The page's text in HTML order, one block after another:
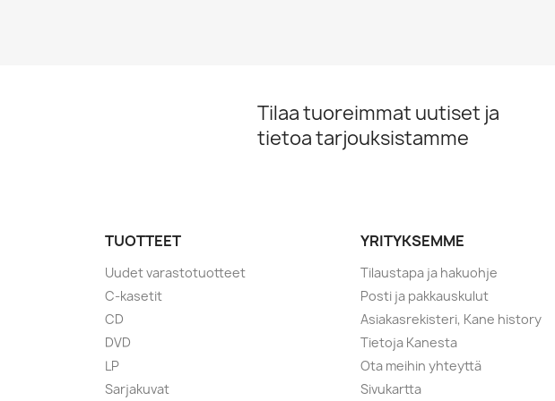
Tilaa tuoreimmat uutiset ja
tietoa tarjouksistamme
TUOTTEET
Uudet varastotuotteet
C-kasetit
CD
DVD
LP
Sarjakuvat
YRITYKSEMME
Tilaustapa ja hakuohje
Posti ja pakkauskulut
Asiakasrekisteri, Kane history
Tietoja Kanesta
Ota meihin yhteyttä
Sivukartta